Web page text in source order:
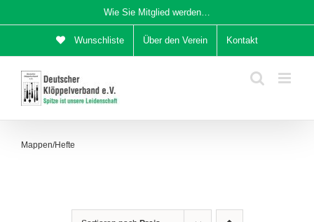
Inhalt
Wie Sie Mitglied werden…
Wunschliste Über den Verein Kontakt
Mappen/Hefte